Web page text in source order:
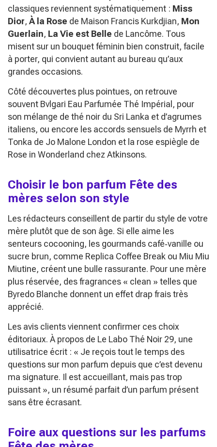
classiques reviennent systématiquement : Miss
Dior, À la Rose de Maison Francis Kurkdjian, Mon
Guerlain, La Vie est Belle de Lancôme. Tous
misent sur un bouquet féminin bien construit, facile
à porter, qui convient autant au bureau qu’aux
grandes occasions.
Côté découvertes plus pointues, on retrouve
souvent Bvlgari Eau Parfumée Thé Impérial, pour
son mélange de thé noir du Sri Lanka et d’agrumes
italiens, ou encore les accords sensuels de Myrrh et
Tonka de Jo Malone London et la rose espiègle de
Rose in Wonderland chez Atkinsons.
Choisir le bon parfum Fête des
mères selon son style
Les rédacteurs conseillent de partir du style de votre
mère plutôt que de son âge. Si elle aime les
senteurs cocooning, les gourmands café‑vanille ou
sucre brun, comme Replica Coffee Break ou Miu Miu
Miutine, créent une bulle rassurante. Pour une mère
plus réservée, des fragrances « clean » telles que
Byredo Blanche donnent un effet drap frais très
apprécié.
Les avis clients viennent confirmer ces choix
éditoriaux. À propos de Le Labo Thé Noir 29, une
utilisatrice écrit : « Je reçois tout le temps des
questions sur mon parfum depuis que c’est devenu
ma signature. Il est accueillant, mais pas trop
puissant », un résumé parfait d’un parfum présent
sans être écrasant.
Foire aux questions sur les parfums